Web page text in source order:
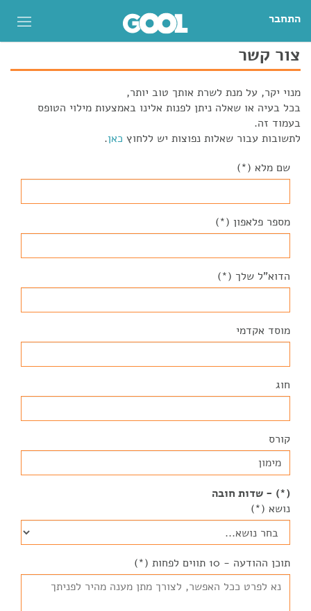
התחבר
צור קשר
מנוי יקר, על מנת לשרת אותך טוב יותר,
בכל בעיה או שאלה ניתן לפנות אלינו באמצעות מילוי הטופס
בעמוד זה.
לתשובות עבור שאלות נפוצות יש ללחוץ כאן.
שם מלא (*)
מספר פלאפון (*)
הדוא"ל שלך (*)
מוסד אקדמי
חוג
קורס
(*) - שדות חובה
נושא (*)
תוכן ההודעה - 10 תווים לפחות (*)